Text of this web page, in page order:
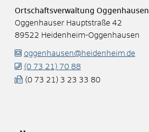
Ortschaftsverwaltung Oggenhausen
Oggenhauser Hauptstraße 42
89522 Heidenheim-Oggenhausen
oggenhausen@heidenheim.de
(0 73 21) 70 88
(0 73 21) 3 23 33 80